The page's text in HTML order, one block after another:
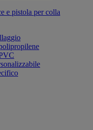
e pistola per colla